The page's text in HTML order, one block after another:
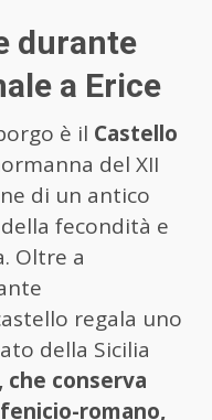
durante
a Erice
è il Castello
del XII
di un antico
fecondità e
Oltre a
regala uno
della Sicilia
conserva
romano,